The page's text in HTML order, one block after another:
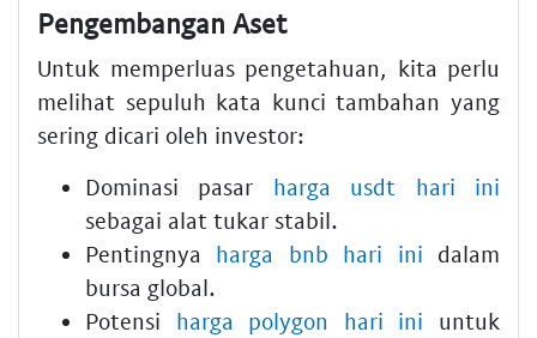
Pengembangan Aset
Untuk memperluas pengetahuan, kita perlu
melihat sepuluh kata kunci tambahan yang
sering dicari oleh investor:
Dominasi pasar harga usdt hari ini
sebagai alat tukar stabil.
Pentingnya harga bnb hari ini dalam
bursa global.
Potensi harga polygon hari ini untuk